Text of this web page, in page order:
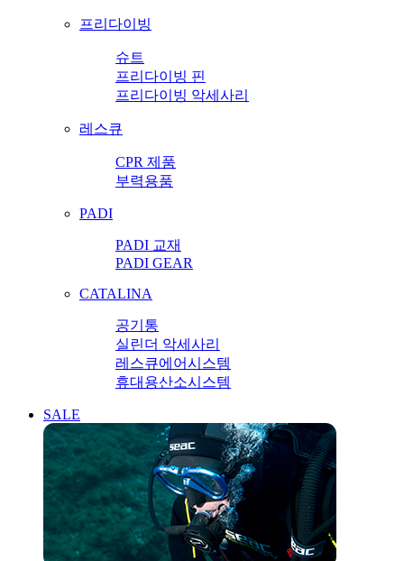
프리다이빙
슈트
프리다이빙 핀
프리다이빙 악세사리
레스큐
CPR 제품
부력용품
PADI
PADI 교재
PADI GEAR
CATALINA
공기통
실린더 악세사리
레스큐에어시스템
휴대용산소시스템
SALE